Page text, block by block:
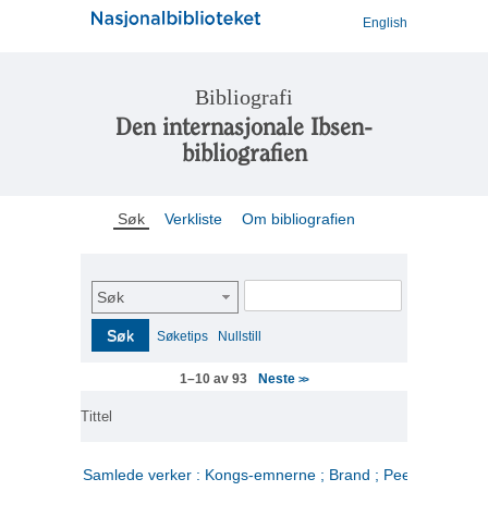
English
Bibliografi
Den internasjonale Ibsen-
bibliografien
Søk Verkliste Om bibliografien
Søk
Søk Søketips Nullstill
1–10 av 93 Neste>>
Tittel
Samlede verker : Kongs-emnerne ; Brand ; Peer Gynt. 2